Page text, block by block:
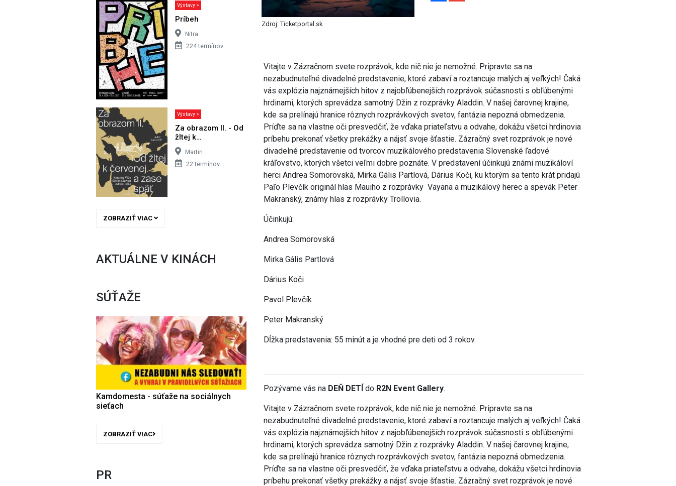
Výstavy >
Príbeh
Nitra
224 termínov
Výstavy >
Za obrazom II. - Od
žltej k…
Martin
22 termínov
ZOBRAZIŤ VIAC
AKTUÁLNE V KINÁCH
SÚŤAŽE
Kamdomesta - súťaže na sociálnych
sieťach
ZOBRAZIŤ VIAC
PR
Zdroj: Ticketportal.sk
Vitajte v Zázračnom svete rozprávok, kde nič nie je nemožné. Pripravte sa na
nezabudnuteľné divadelné predstavenie, ktoré zabaví a roztancuje malých aj veľkých! Čaká
vás explózia najznámejších hitov z najobľúbenejších rozprávok súčasnosti s obľúbenými
hrdinami, ktorých sprevádza samotný Džin z rozprávky Aladdin. V našej čarovnej krajine,
kde sa prelínajú hranice rôznych rozprávkových svetov, fantázia nepozná obmedzenia.
Príďte sa na vlastne oči presvedčiť, že vďaka priateľstvu a odvahe, dokážu všetci hrdinovia
príbehu prekonať všetky prekážky a nájsť svoje šťastie. Zázračný svet rozprávok je nové
divadelné predstavenie od tvorcov muzikálového predstavenia Slovenské ľadové
kráľovstvo, ktorých všetci veľmi dobre poznáte. V predstavení účinkujú známi muzikáloví
herci Andrea Somorovská, Mirka Gális Partlová, Dárius Koči, ku ktorým sa tento krát pridajú
Paľo Plevčík originál hlas Mauiho z rozprávky Vayana a muzikálový herec a spevák Peter
Makranský, známy hlas z rozprávky Trollovia.
Účinkujú:
Andrea Somorovská
Mirka Gális Partlová
Dárius Koči
Pavol Plevčík
Peter Makranský
Dĺžka predstavenia: 55 minút a je vhodné pre deti od 3 rokov.
Pozývame vás na DEŇ DETÍdo R2N Event Gallery.
Vitajte v Zázračnom svete rozprávok, kde nič nie je nemožné. Pripravte sa na
nezabudnuteľné divadelné predstavenie, ktoré zabaví a roztancuje malých aj veľkých! Čaká
vás explózia najznámejších hitov z najobľúbenejších rozprávok súčasnosti s obľúbenými
hrdinami, ktorých sprevádza samotný Džin z rozprávky Aladdin. V našej čarovnej krajine,
kde sa prelínajú hranice rôznych rozprávkových svetov, fantázia nepozná obmedzenia.
Príďte sa na vlastne oči presvedčiť, že vďaka priateľstvu a odvahe, dokážu všetci hrdinovia
príbehu prekonať všetky prekážky a nájsť svoje šťastie. Zázračný svet rozprávok je nové